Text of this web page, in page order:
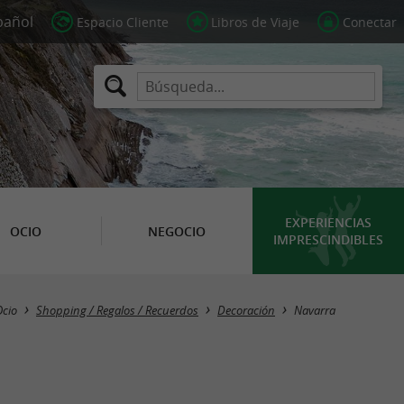
Espacio Cliente Libros de Viaje Conectar
OCIO NEGOCIO
EXPERIENCIAS
IMPRESCINDIBLES
Masquer la carte
Shopping / Regalos / Recuerdos Decoración Navarra